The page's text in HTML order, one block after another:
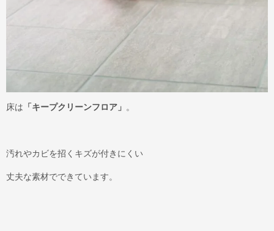
床は 「キープクリーンフロア」 。
汚れやカビを招くキズが付きにくい
丈夫な素材でできています。